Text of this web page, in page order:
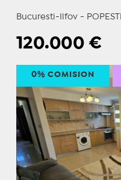
Bucuresti-Ilfov -
120.000 €
0% COMISION